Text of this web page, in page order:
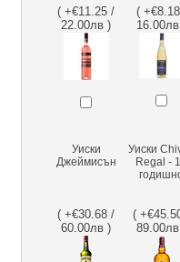
( +€11.25 /
22.00лв )
(
Уиски
Джеймисън
( +€30.68 /
60.00лв )
Уиски
Regal -
(